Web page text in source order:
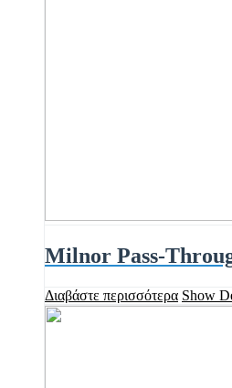
Milnor Pass-
Διαβάστε περισσότερα Show